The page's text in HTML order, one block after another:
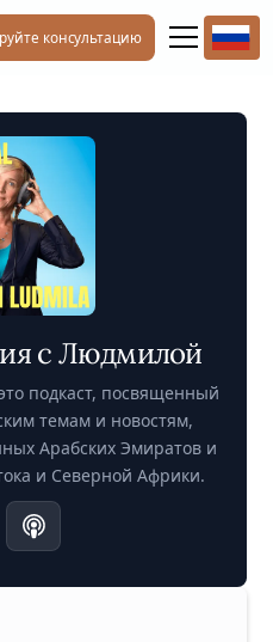
консультацию
с Людмилой
подкаст, посвященный
темам и новостям,
Арабских Эмиратов и
и Северной Африки.